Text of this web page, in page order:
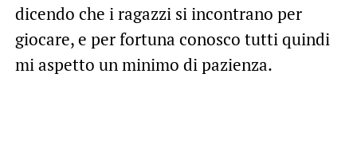
dicendo che i ragazzi si incontrano per
giocare, e per fortuna conosco tutti quindi
mi aspetto un minimo di pazienza.